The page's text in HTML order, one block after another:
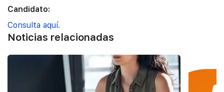
Candidato:
Consulta aquí.
Noticias relacionadas